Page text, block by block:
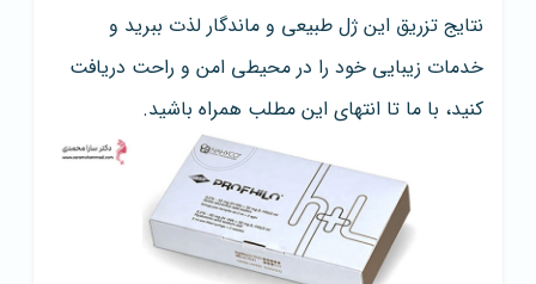
نتایج تزریق این ژل طبیعی و ماندگار لذت ببرید و
خدمات زیبایی خود را در محیطی امن و راحت دریافت
کنید، با ما تا انتهای این مطلب همراه باشید.